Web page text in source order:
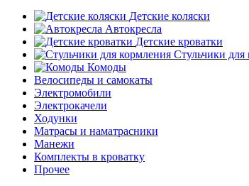
Детские коляски
Автокресла
Детские кроватки
Стульчики для
Комоды
Велосипеды и самокаты
Электромобили
Электрокачели
Ходунки
Матрасы и наматрасники
Манежи
Комплекты в кроватку
Прочее